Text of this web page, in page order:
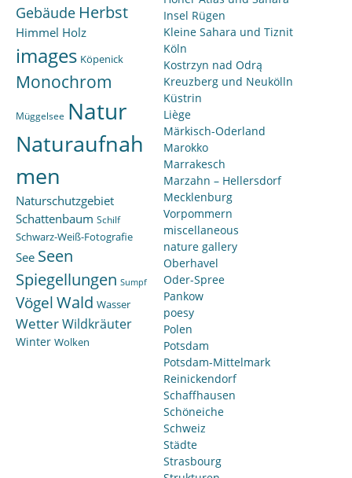
Gebäude Herbst
Himmel Holz
images Köpenick
Monochrom
Müggelsee Natur
Naturaufnah
men
Naturschutzgebiet
Schattenbaum Schilf
Schwarz-Weiß-Fotografie
See Seen
Spiegellungen Sumpf
VögelWald Wasser
WetterWildkräuter
Winter Wolken
Insel Rügen
Kleine Sahara und Tiznit
Köln
Kostrzyn nad Odrą
Kreuzberg und Neukölln
Küstrin
Liège
Märkisch-Oderland
Marokko
Marrakesch
Marzahn – Hellersdorf
Mecklenburg
Vorpommern
miscellaneous
nature gallery
Oberhavel
Oder-Spree
Pankow
poesy
Polen
Potsdam
Potsdam-Mittelmark
Reinickendorf
Schaffhausen
Schöneiche
Schweiz
Städte
Strasbourg